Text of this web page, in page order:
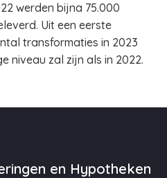
werden bijna 75.000
Uit een eerste
transformaties in 2023
niveau zal zijn als in 2022.
en Hypotheken